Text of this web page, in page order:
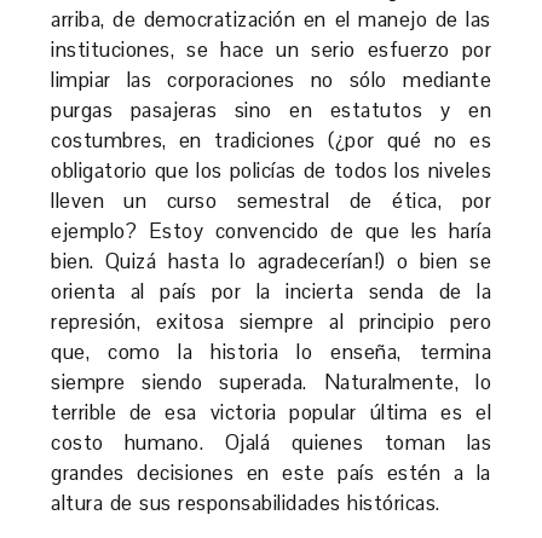
arriba, de democratización en el manejo de las
instituciones, se hace un serio esfuerzo por
limpiar las corporaciones no sólo mediante
purgas pasajeras sino en estatutos y en
costumbres, en tradiciones (¿por qué no es
obligatorio que los policías de todos los niveles
lleven un curso semestral de ética, por
ejemplo? Estoy convencido de que les haría
bien. Quizá hasta lo agradecerían!) o bien se
orienta al país por la incierta senda de la
represión, exitosa siempre al principio pero
que, como la historia lo enseña, termina
siempre siendo superada. Naturalmente, lo
terrible de esa victoria popular última es el
costo humano. Ojalá quienes toman las
grandes decisiones en este país estén a la
altura de sus responsabilidades históricas.